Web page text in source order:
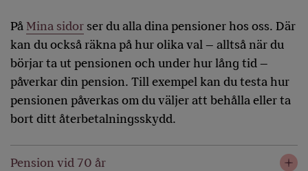
På Mina sidor ser du alla dina pensioner hos oss. Där
kan du också räkna på hur olika val – alltså när du
börjar ta ut pensionen och under hur lång tid –
påverkar din pension. Till exempel kan du testa hur
pensionen påverkas om du väljer att behålla eller ta
bort ditt återbetalningsskydd.
Pension vid 70 år